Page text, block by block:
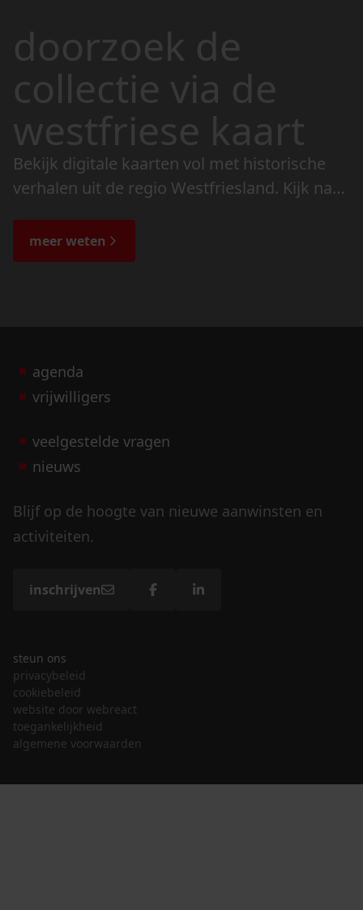
doorzoek de
collectie via de
westfriese kaart
Bekijk digitale kaarten vol met historische
verhalen uit de regio Westfriesland. Kijk naar
de bijzondere verhalen.
meer weten
agenda
vrijwilligers
veelgestelde vragen
nieuws
Blijf op de hoogte van nieuwe aanwinsten en
activiteiten.
inschrijven
steun ons
privacybeleid
cookiebeleid
website door webreact
toegankelijkheid
algemene voorwaarden